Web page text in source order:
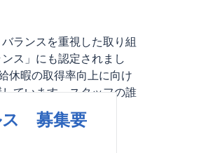
ランスを重視した取り組
ス」にも認定されまし
休暇の取得率向上に向け
ています。スタッフの誰
ス 募集要